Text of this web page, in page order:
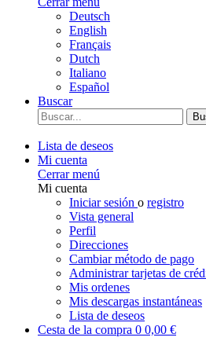
Deutsch
English
Français
Dutch
Italiano
Español
Buscar
Lista de deseos
Mi cuenta
Cerrar menú
Mi cuenta
Iniciar sesión o registro
Vista general
Perfil
Direcciones
Cambiar método de pago
Administrar tarjetas de
Mis ordenes
Mis descargas instantáneas
Lista de deseos
Cesta de la compra 0 0,00 €